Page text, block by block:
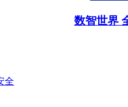
数智世界
全